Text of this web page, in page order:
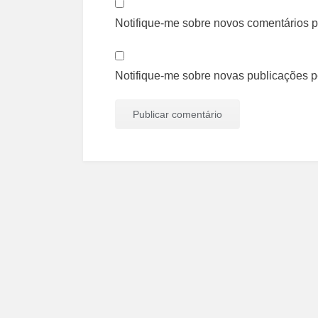
Notifique-me sobre novos comentários
Notifique-me sobre novas publicações